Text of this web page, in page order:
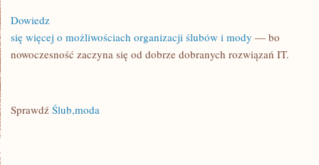
Dowiedz
się więcej o możliwościach organizacji ślubów i mody — bo
nowoczesność zaczyna się od dobrze dobranych rozwiązań IT.
Sprawdź Ślub,moda